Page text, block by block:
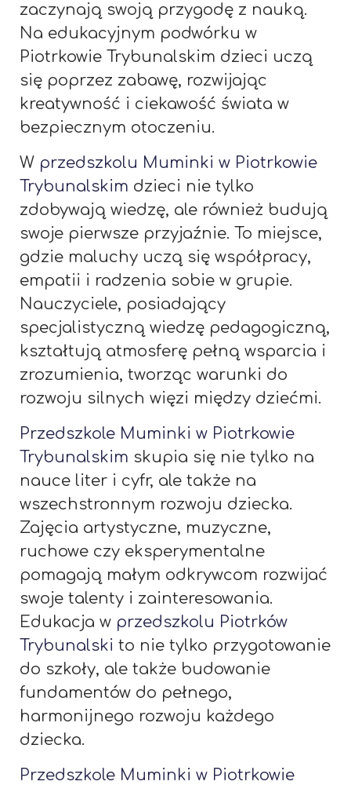
zaczynają swoją przygodę z nauką.
Na edukacyjnym podwórku w
Piotrkowie Trybunalskim dzieci uczą
się poprzez zabawę, rozwijając
kreatywność i ciekawość świata w
bezpiecznym otoczeniu.
W przedszkolu Muminki w Piotrkowie
Trybunalskim dzieci nie tylko
zdobywają wiedzę, ale również budują
swoje pierwsze przyjaźnie. To miejsce,
gdzie maluchy uczą się współpracy,
empatii i radzenia sobie w grupie.
Nauczyciele, posiadający
specjalistyczną wiedzę pedagogiczną,
kształtują atmosferę pełną wsparcia i
zrozumienia, tworząc warunki do
rozwoju silnych więzi między dziećmi.
Przedszkole Muminki w Piotrkowie
Trybunalskim skupia się nie tylko na
nauce liter i cyfr, ale także na
wszechstronnym rozwoju dziecka.
Zajęcia artystyczne, muzyczne,
ruchowe czy eksperymentalne
pomagają małym odkrywcom rozwijać
swoje talenty i zainteresowania.
Edukacja w przedszkolu Piotrków
Trybunalski to nie tylko przygotowanie
do szkoły, ale także budowanie
fundamentów do pełnego,
harmonijnego rozwoju każdego
dziecka.
Przedszkole Muminki w Piotrkowie